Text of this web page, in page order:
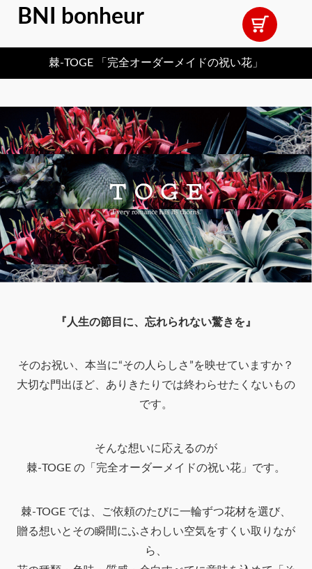
BNI bonheur
棘-TOGE 「完全オーダーメイドの祝い花」
『人生の節目に、忘れられない驚きを』
そのお祝い、本当に“その人らしさ”を映せていますか？
大切な門出ほど、ありきたりでは終わらせたくないもの
です。
そんな想いに応えるのが
棘-TOGE の「完全オーダーメイドの祝い花」です。
棘-TOGE では、ご依頼のたびに一輪ずつ花材を選び、
贈る想いとその瞬間にふさわしい空気をすくい取りなが
ら、